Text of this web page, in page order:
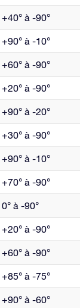
+40° à -90°
+90° à -10°
+60° à -90°
+20° à -90°
+90° à -20°
+30° à -90°
+90° à -10°
+70° à -90°
0° à -90°
+20° à -90°
+60° à -90°
+85° à -75°
+90° à -60°